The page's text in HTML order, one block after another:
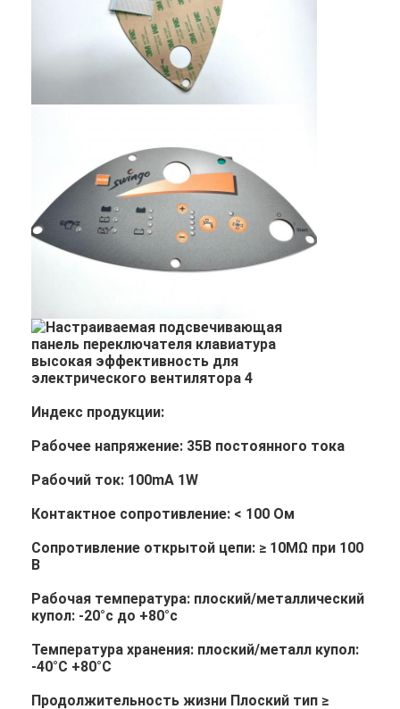
Индекс продукции:
Рабочее напряжение: 35В постоянного тока
Рабочий ток: 100mA 1W
Контактное сопротивление: < 100 Ом
Сопротивление открытой цепи: ≥ 10MΩ при 100
В
Рабочая температура: плоский/металлический
купол: -20°c до +80°c
Температура хранения: плоский/металл купол:
-40°C +80°C
Продолжительность жизни Плоский тип ≥